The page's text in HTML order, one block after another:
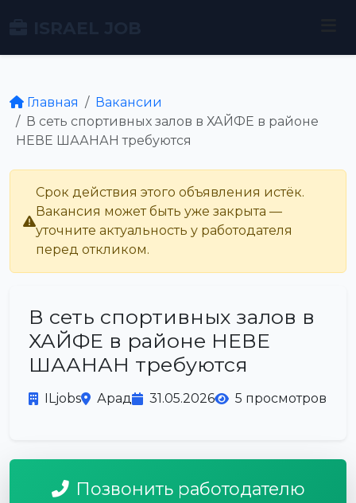
Главная
Вакансии
В сеть спортивных залов в ХАЙФЕ в районе
НЕВЕ ШААНАН требуются
Срок действия этого объявления истёк.
Вакансия может быть уже закрыта —
уточните актуальность у работодателя
перед откликом.
В сеть спортивных залов в
ХАЙФЕ в районе НЕВЕ
ШААНАН требуются
ILjobs Арад 31.05.2026 5 просмотров
Позвонить работодателю